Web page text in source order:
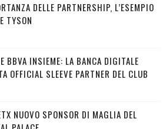
DELLE PARTNERSHIP, L’ESEMPIO
TYSON
BBVA INSIEME: LA BANCA DIGITALE
OFFICIAL SLEEVE PARTNER DEL CLUB
NUOVO SPONSOR DI MAGLIA DEL